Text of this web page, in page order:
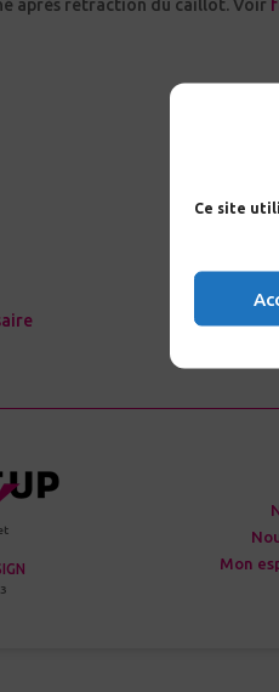
Ce site
après rétraction du caillot. Voir
Mon